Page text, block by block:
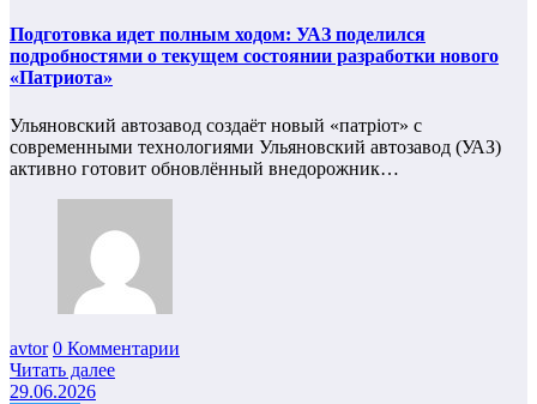
Подготовка идет полным ходом: УАЗ поделился
подробностями о текущем состоянии разработки нового
«Патриота»
Ульяновский автозавод создаёт новый «патріот» с
современными технологиями Ульяновский автозавод (УАЗ)
активно готовит обновлённый внедорожник…
avtor 0 Комментарии
Читать далее
29.06.2026